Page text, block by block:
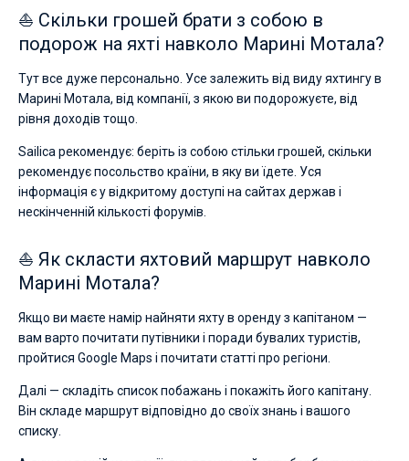
⛵ Скільки грошей брати з собою в
подорож на яхті навколо Марині Мотала?
Тут все дуже персонально. Усе залежить від виду яхтингу в
Марині Мотала, від компанії, з якою ви подорожуєте, від
рівня доходів тощо.
Sailica рекомендує: беріть із собою стільки грошей, скільки
рекомендує посольство країни, в яку ви їдете. Уся
інформація є у відкритому доступі на сайтах держав і
нескінченній кількості форумів.
⛵ Як скласти яхтовий маршрут навколо
Марині Мотала?
Якщо ви маєте намір найняти яхту в оренду з капітаном —
вам варто почитати путівники і поради бувалих туристів,
пройтися Google Maps і почитати статті про регіони.
Далі — складіть список побажань і покажіть його капітану.
Він складе маршрут відповідно до своїх знань і вашого
списку.